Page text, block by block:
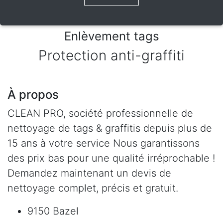
Enlèvement tags
Protection anti-graffiti
À propos
CLEAN PRO, société professionnelle de
nettoyage de tags & graffitis depuis plus de
15 ans à votre service Nous garantissons
des prix bas pour une qualité irréprochable !
Demandez maintenant un devis de
nettoyage complet, précis et gratuit.
9150 Bazel